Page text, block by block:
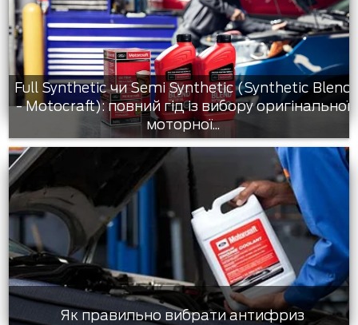
Full Synthetic чи Semi Synthetic (Synthetic Blend
- Motocraft): повний гід із вибору оригінальної
моторної...
Як правильно вибрати антифриз